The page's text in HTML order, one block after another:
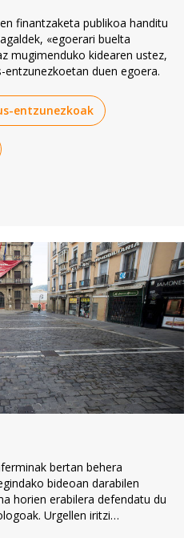
finantzaketa publikoa handitu
«egoerari buelta
mugimenduko kidearen ustez,
entzunezkoetan duen egoera.
entzunezkoak
bertan behera
bideoan darabilen
horien erabilera defendatu du
Urgellen iritzi